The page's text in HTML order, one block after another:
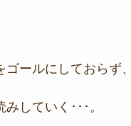
ールにしておらず
していく･･･。